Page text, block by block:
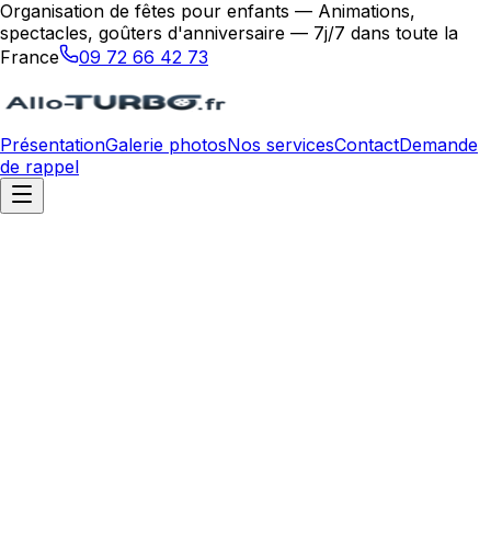
Organisation de fêtes pour enfants — Animations,
spectacles, goûters d'anniversaire — 7j/7 dans toute la
France
09 72 66 42 73
PrésentationGalerie photosNos servicesContactDemande
de rappel